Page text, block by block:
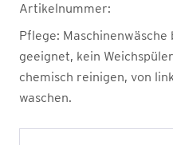
Artikelnummer:
Pflege: Maschinenwäsche
geeignet, kein
chemisch reinigen, von
waschen.